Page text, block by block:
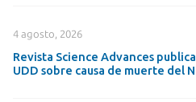
4 agosto, 2026
Revista Science Advances
UDD sobre causa de muerte del